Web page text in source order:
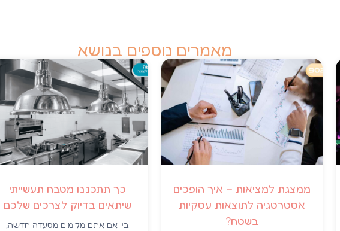
מאמרים נוספים בנושא
ממצגת למציאות – איך הופכים
אסטרטגיה לתוצאות עסקיות
בשטח?
כך תתכננו מטבח תעשייתי
שיתאים בדיוק לצרכים שלכם
בין אם אתם מקימים מסעדה חדשה,